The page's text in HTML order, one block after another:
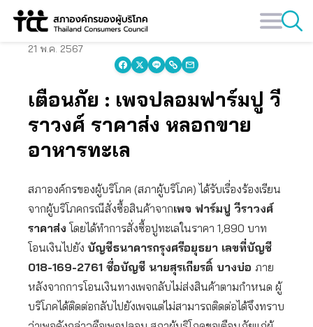
Skip
21 พ.ค. 2567
เตือนภัย : เพจปลอมฟาร์มปู วี
ราวงศ์ ราคาส่ง หลอกขาย
อาหารทะเล
สภาองค์กรของผู้บริโภค (สภาผู้บริโภค) ได้รับเรื่องร้องเรียน
จากผู้บริโภคกรณีสั่งซื้อสินค้าจากเพจ ฟาร์มปู วีราวงศ์
ราคาส่ง โดยได้ทำการสั่งซื้อปูทะเลในราคา 1,890 บาท
โอนเงินไปยัง บัญชีธนาคารกรุงศรีอยุธยา เลขที่บัญชี
018-169-2761 ชื่อบัญชี นายสุรเกียรติ์ บางบ่อ ภาย
หลังจากการโอนเงินทางเพจกลับไม่ส่งสินค้าตามกำหนด ผู้
บริโภคได้ติดต่อกลับไปยังเพจแต่ไม่สามารถติดต่อได้จึงทราบ